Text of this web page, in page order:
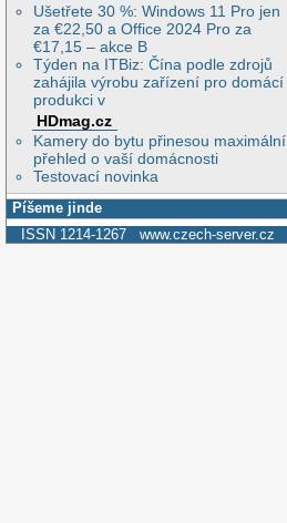
Ušetřete 30 %: Windows 11 Pro jen
za €22,50 a Office 2024 Pro za
€17,15 – akce B
Týden na ITBiz: Čína podle zdrojů
zahájila výrobu zařízení pro domácí
produkci v
HDmag.cz
Kamery do bytu přinesou maximální
přehled o vaší domácnosti
Testovací novinka
Píšeme jinde
ISSN 1214-1267 www.czech-server.cz